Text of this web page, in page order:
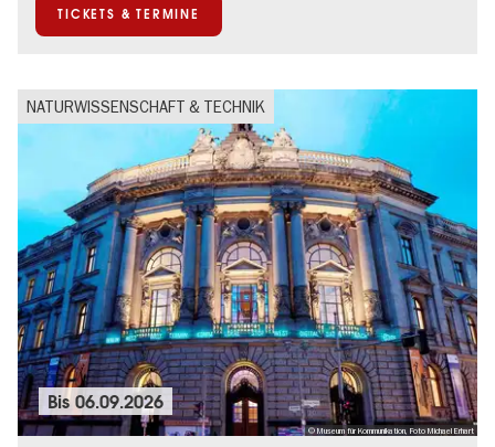
Kultursommer
Open Air
TICKETS & TERMINE
NATURWISSENSCHAFT & TECHNIK
© Museum für Kommunikation, Foto Michael Erhart
Bis06.09.2026